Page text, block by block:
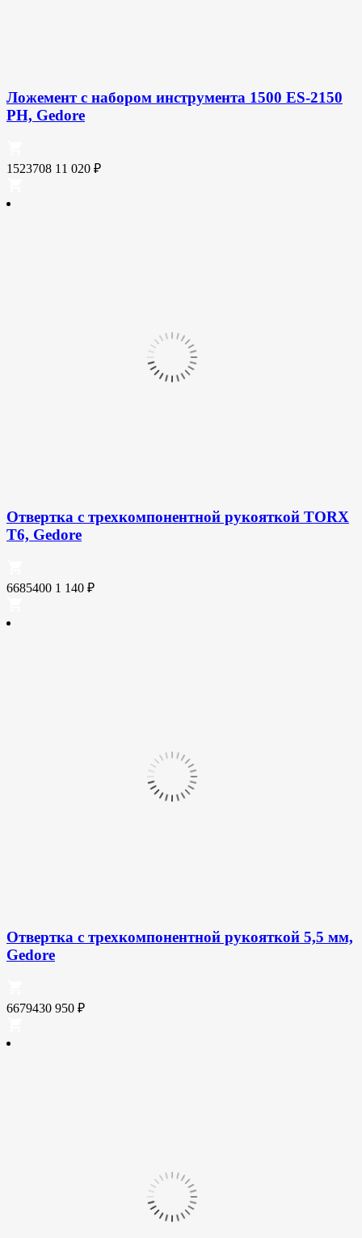
Ложемент с набором инструмента 1500 ES-2150
PH, Gedore
1523708 11 020 ₽
Отвертка с трехкомпонентной рукояткой TORX
T6, Gedore
6685400 1 140 ₽
Отвертка с трехкомпонентной рукояткой 5,5 мм,
Gedore
6679430 950 ₽